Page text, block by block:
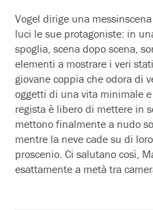
Vogel dirige una
luci le sue protagoniste: in
spoglia, scena dopo scena,
elementi a mostrare i veri
giovane coppia che odora di
oggetti di una vita minimale
regista è libero di mettere in
mettono finalmente a nudo
mentre la neve cade su di
proscenio. Ci salutano così,
esattamente a metà tra